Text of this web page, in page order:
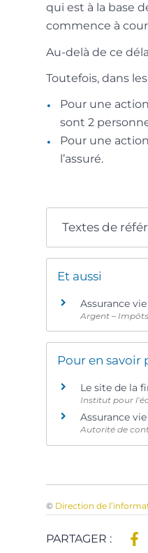
qui est à la base
commence à
Au-delà de ce
Toutefois, dans
Pour une
sont 2
Pour une
l’assuré.
Textes de
Et aussi
Assurance vie
Argent –
Pour en savoir
Le site de la
Institut pour
Assurance vie
Autorité de
© Direction de
PARTAGER :